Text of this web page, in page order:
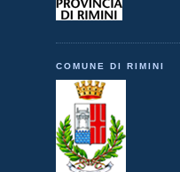
COMUNE DI RIMINI